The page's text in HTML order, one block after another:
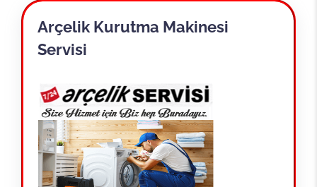
Arçelik Kurutma Makinesi
Servisi